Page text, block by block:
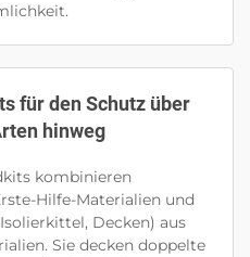
für den Schutz über
hinweg
kombinieren
Hilfe-Materialien und
Decken) aus
Sie decken doppelte